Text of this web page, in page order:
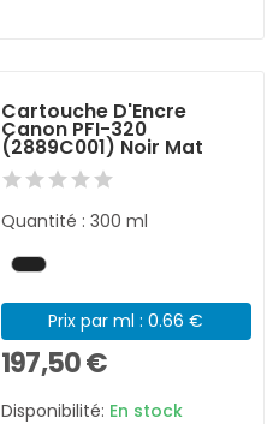
Cartouche D'Encre
Canon PFI-320
(2889C001) Noir Mat
Quantité : 300 ml
Prix par ml : 0.66 €
197,50 €
Disponibilité: En stock